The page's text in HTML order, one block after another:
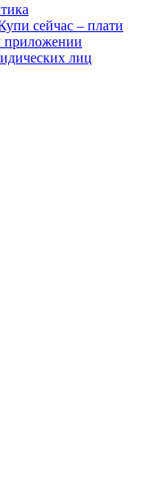
сейчас – плати
приложении
лиц